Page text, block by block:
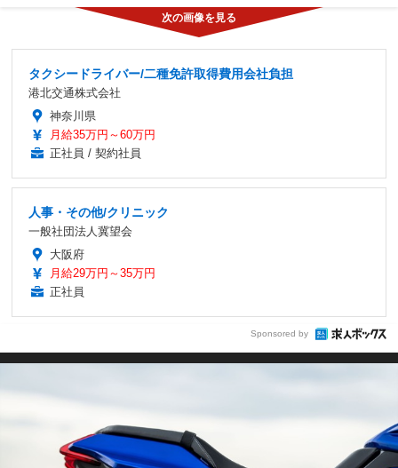
タクシードライバー/二種免許取得費用会社負担
港北交通株式会社
神奈川県
月給35万円～60万円
正社員 / 契約社員
人事・その他/クリニック
一般社団法人冀望会
大阪府
月給29万円～35万円
正社員
Sponsored by